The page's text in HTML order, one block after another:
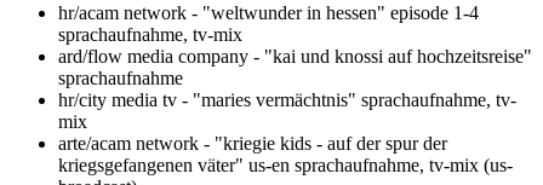
hr/acam network - "weltwunder in hessen" episode 1-4
sprachaufnahme, tv-mix
ard/flow media company - "kai und knossi auf hochzeitsreise"
sprachaufnahme
hr/city media tv - "maries vermächtnis" sprachaufnahme, tv-
mix
arte/acam network - "kriegie kids - auf der spur der
kriegsgefangenen väter" us-en sprachaufnahme, tv-mix (us-